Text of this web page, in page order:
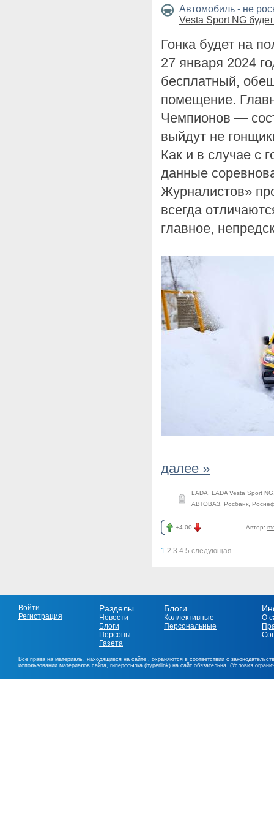
Автомобиль - не
Vesta Sport NG
Гонка будет на
27 января 2024
бесплатный,
помещение.
Чемпионов —
выйдут не
Как и в случае с
данные
Журналистов»
всегда
главное,
далее »
LADA LADA Vesta Sport NG
АВТОВАЗ Росбанк
+4.00 Автор:
1 2 3 4 5 следующая
Войти
Регистрация
Разделы
Новости
Блоги
Персоны
Газета
Блоги
Коллективные
Персональные
О
Все права на материалы, находящиеся на сайте , охраняются в соответствии с
использовании материалов сайта, гиперссылка (hyperlink) на сайт обязательна. (Условия